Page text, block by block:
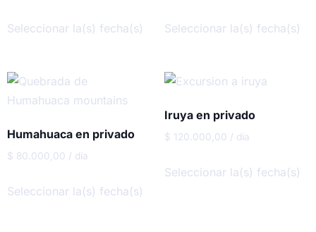
Seleccionar la(s) fecha(s) Seleccionar la(s) fecha(s)
Humahuaca en privado
$ 80.000,00 / día
Seleccionar la(s) fecha(s)
Iruya en privado
$ 120.000,00 / día
Seleccionar la(s) fecha(s)